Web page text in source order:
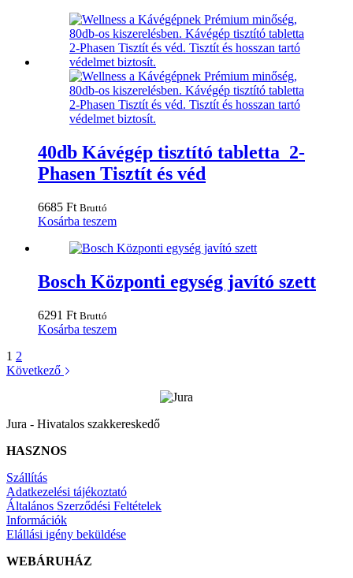
40db Kávégép tisztító tabletta 2-
Phasen Tisztít és véd
6685 Ft Bruttó
Kosárba teszem
Bosch Központi egység javító szett
6291 Ft Bruttó
Kosárba teszem
1 2
Következő
Jura - Hivatalos szakkereskedő
HASZNOS
Szállítás
Adatkezelési tájékoztató
Általános Szerződési Feltételek
Információk
Elállási igény beküldése
WEBÁRUHÁZ